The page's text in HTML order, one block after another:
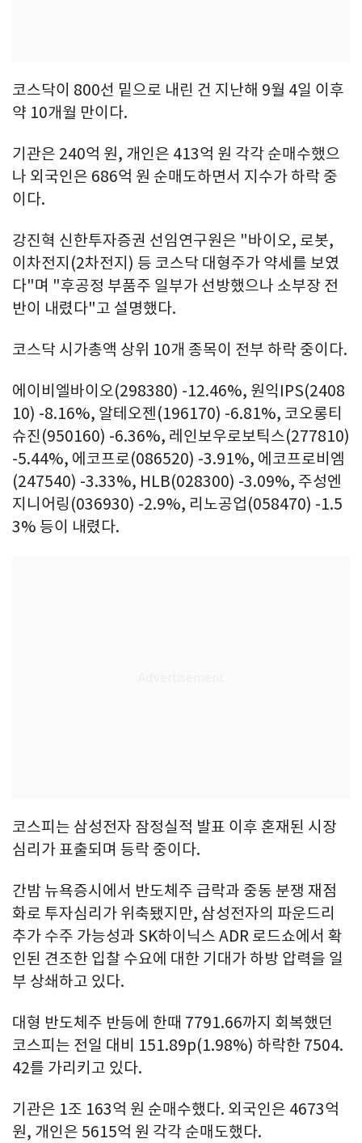
코스닥이 800선 밑으로 내린 건 지난해 9월 4일 이후
약 10개월 만이다.
기관은 240억 원, 개인은 413억 원 각각 순매수했으
나 외국인은 686억 원 순매도하면서 지수가 하락 중
이다.
강진혁 신한투자증권 선임연구원은 "바이오, 로봇,
이차전지(2차전지) 등 코스닥 대형주가 약세를 보였
다"며 "후공정 부품주 일부가 선방했으나 소부장 전
반이 내렸다"고 설명했다.
코스닥 시가총액 상위 10개 종목이 전부 하락 중이다.
에이비엘바이오(298380) -12.46%, 원익IPS(2408
10) -8.16%, 알테오젠(196170) -6.81%, 코오롱티
슈진(950160) -6.36%, 레인보우로보틱스(277810)
-5.44%, 에코프로(086520) -3.91%, 에코프로비엠
(247540) -3.33%, HLB(028300) -3.09%, 주성엔
지니어링(036930) -2.9%, 리노공업(058470) -1.5
3% 등이 내렸다.
코스피는 삼성전자 잠정실적 발표 이후 혼재된 시장
심리가 표출되며 등락 중이다.
간밤 뉴욕증시에서 반도체주 급락과 중동 분쟁 재점
화로 투자심리가 위축됐지만, 삼성전자의 파운드리
추가 수주 가능성과 SK하이닉스 ADR 로드쇼에서 확
인된 견조한 입찰 수요에 대한 기대가 하방 압력을 일
부 상쇄하고 있다.
대형 반도체주 반등에 한때 7791.66까지 회복했던
코스피는 전일 대비 151.89p(1.98%) 하락한 7504.
42를 가리키고 있다.
기관은 1조 163억 원 순매수했다. 외국인은 4673억
원, 개인은 5615억 원 각각 순매도했다.